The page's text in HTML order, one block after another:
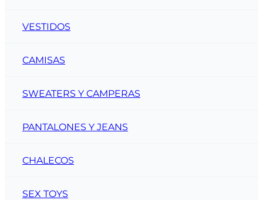
VESTIDOS
CAMISAS
SWEATERS Y CAMPERAS
PANTALONES Y JEANS
CHALECOS
SEX TOYS